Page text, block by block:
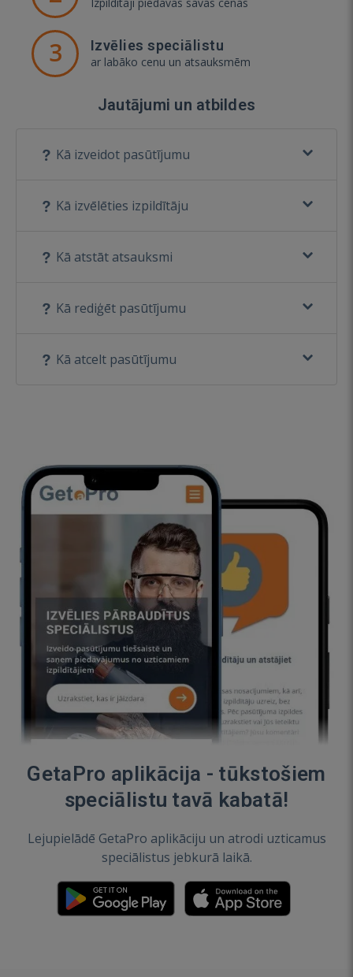
3 Izvēlies speciālistu
ar labāko cenu un atsauksmēm
Jautājumi un atbildes
Kā izveidot pasūtījumu
Kā izvēlēties izpildītāju
Kā atstāt atsauksmi
Kā rediģēt pasūtījumu
Kā atcelt pasūtījumu
GetaPro aplikācija - tūkstošiem
speciālistu tavā kabatā!
Lejupielādē GetaPro aplikāciju un atrodi uzticamus
speciālistus jebkurā laikā.